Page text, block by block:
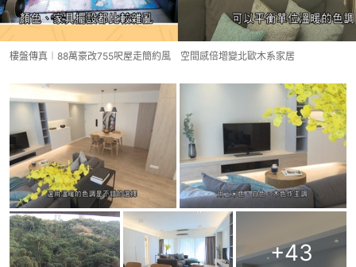
樓盤傳真︱88萬豪改755呎屋走簡約風 空間感倍增變北歐木系家居
+43